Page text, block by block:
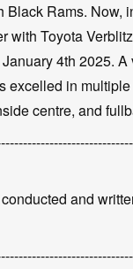
Black Rams. Now,
with Toyota
4th 2025. A
excelled in
centre, and
and